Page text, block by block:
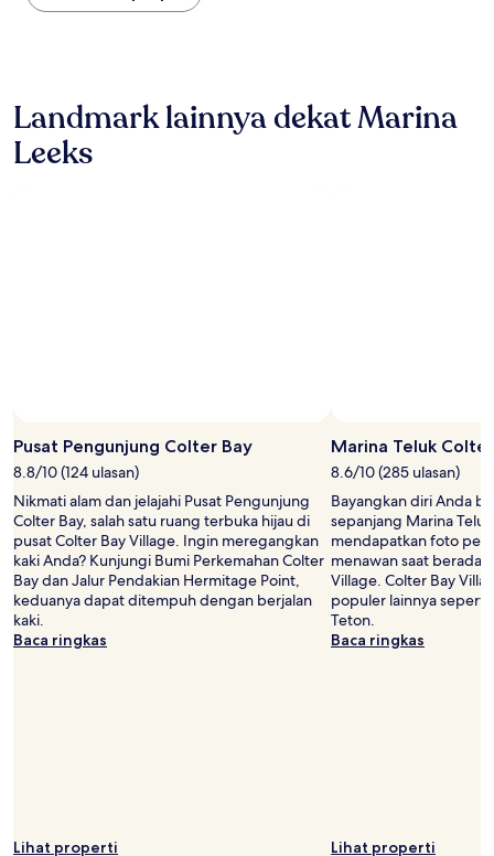
dalam
pencarian
1
malam
berlaku.
Landmark lainnya dekat Marina
Leeks
Pusat Pengunjung Colter Bay
8.8/10 (124 ulasan)
Nikmati alam dan jelajahi Pusat Pengunjung
Colter Bay, salah satu ruang terbuka hijau di
pusat Colter Bay Village. Ingin meregangkan
kaki Anda? Kunjungi Bumi Perkemahan Colter
Bay dan Jalur Pendakian Hermitage Point,
keduanya dapat ditempuh dengan berjalan
kaki.
Baca ringkas
Lihat properti
Marina Teluk Colter
8.6/10 (285 ulasan)
Bayangkan diri Anda
sepanjang Marina
mendapatkan foto
menawan saat berada
Village. Colter Bay
populer lainnya seperti
Teton.
Baca ringkas
Lihat properti